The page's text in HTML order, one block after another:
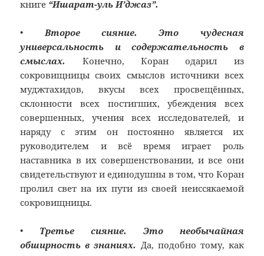
книге “Ишарат-уль И’джаз”.
•Второе сияние. Это чудесная
универсальность и содержательность в
смыслах.
Конечно, Коран одарил из
сокровищницы своих смыслов источники всех
муджтахидов, вкусы всех просвещённых,
склонности всех постигших, убеждения всех
совершенных, учения всех исследователей, и
наряду с этим он постоянно является их
руководителем и всё время играет роль
наставника в их совершенствовании, и все они
свидетельствуют и единодушны в том, что Коран
пролил свет на их пути из своей неиссякаемой
сокровищницы.
• Третье сияние. Это необычайная
обширность в знаниях. Да, подобно тому, как